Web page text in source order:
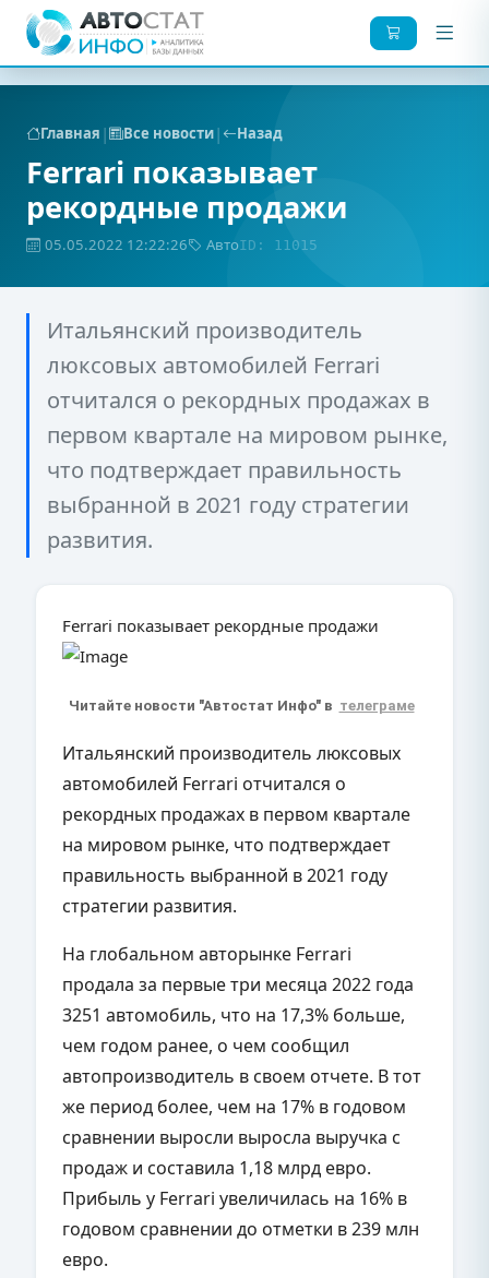
Главная | Все новости| Назад
Ferrari показывает
рекордные продажи
05.05.2022 12:22:26 АвтоID: 11015
Итальянский производитель
люксовых автомобилей Ferrari
отчитался о рекордных продажах в
первом квартале на мировом рынке,
что подтверждает правильность
выбранной в 2021 году стратегии
развития.
Ferrari показывает рекордные продажи
Читайте новости "Автостат Инфо" в телеграме
Итальянский производитель люксовых
автомобилей Ferrari отчитался о
рекордных продажах в первом квартале
на мировом рынке, что подтверждает
правильность выбранной в 2021 году
стратегии развития.
На глобальном авторынке Ferrari
продала за первые три месяца 2022 года
3251 автомобиль, что на 17,3% больше,
чем годом ранее, о чем сообщил
автопроизводитель в своем отчете. В тот
же период более, чем на 17% в годовом
сравнении выросли выросла выручка с
продаж и составила 1,18 млрд евро.
Прибыль у Ferrari увеличилась на 16% в
годовом сравнении до отметки в 239 млн
евро.